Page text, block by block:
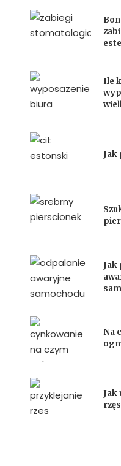
Ile
Jak
Jak
Na
Jak